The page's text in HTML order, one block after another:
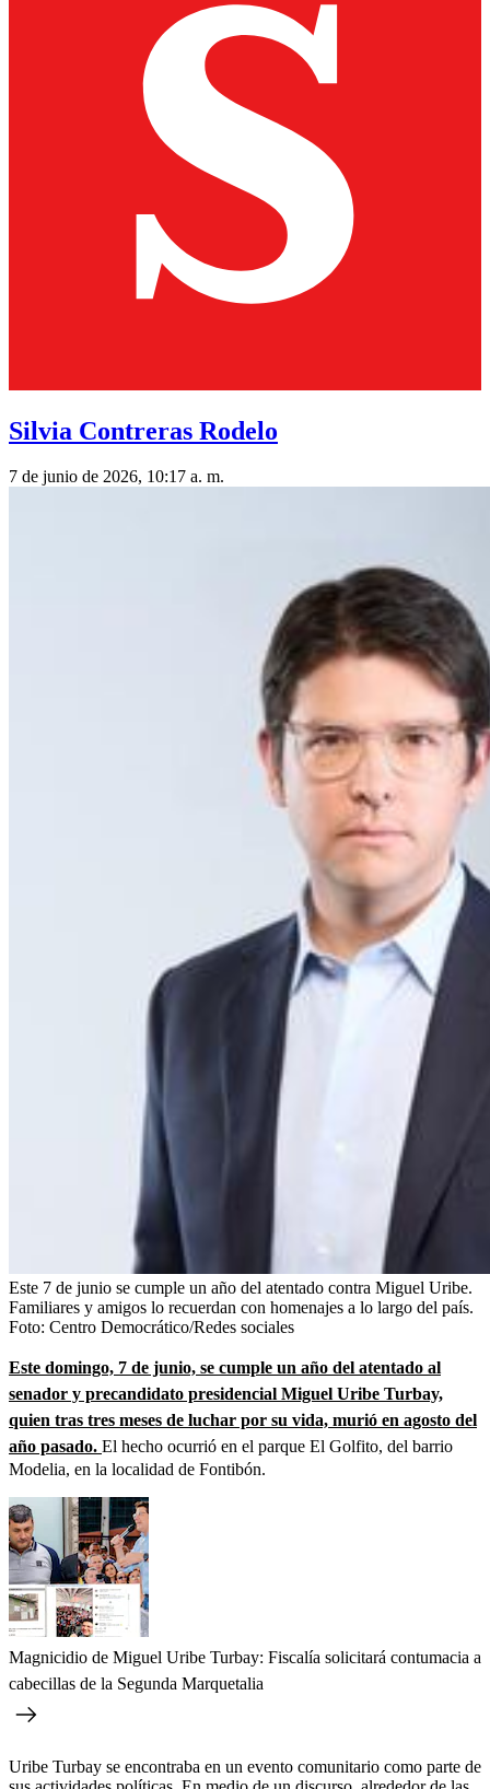
Silvia Contreras Rodelo
7 de junio de 2026, 10:17 a. m.
Este 7 de junio se cumple un año del atentado contra Miguel Uribe.
Familiares y amigos lo recuerdan con homenajes a lo largo del país.
Foto: Centro Democrático/Redes sociales
Este domingo, 7 de junio, se cumple un año del atentado al
senador y precandidato presidencial Miguel Uribe Turbay,
quien tras tres meses de luchar por su vida, murió en agosto del
año pasado. El hecho ocurrió en el parque El Golfito, del barrio
Modelia, en la localidad de Fontibón.
Magnicidio de Miguel Uribe Turbay: Fiscalía solicitará contumacia a
cabecillas de la Segunda Marquetalia
Uribe Turbay se encontraba en un evento comunitario como parte de